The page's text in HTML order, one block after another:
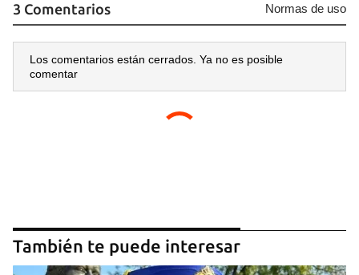
3 Comentarios Normas de uso
Los comentarios están cerrados. Ya no es posible
comentar
También te puede interesar